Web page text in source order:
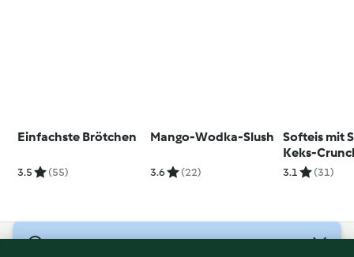
Einfachste Brötchen
3.5 (55)
Mango-Wodka-Slush
3.6 (22)
Softeis mit
Keks-
3.1 (31)